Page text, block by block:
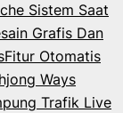
Sistem Saat
Grafis Dan
Fitur Otomatis
Ways
Trafik Live